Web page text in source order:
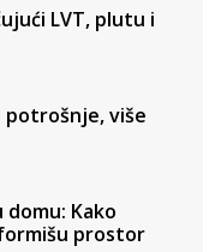
LVT, plutu i
potrošnje, više
Kako
prostor